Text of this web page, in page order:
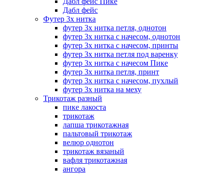
Дабл фейс
Футер 3х нитка
футер 3х нитка петля, однотон
футер 3х нитка с начесом, однотон
футер 3х нитка с начесом, принты
футер 3х нитка петля под варенку
футер 3х нитка с начесом Пике
футер 3х нитка петля, принт
футер 3х нитка с начесом, пухлый
футер 3х нитка на меху
Трикотаж разный
пике лакоста
трикотаж
лапша трикотажная
пальтовый трикотаж
велюр однотон
трикотаж вязаный
вафля трикотажная
ангора